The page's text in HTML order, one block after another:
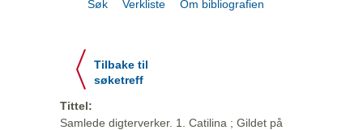
Søk Verkliste Om bibliografien
Tilbake til
søketreff
Tittel:
Samlede digterverker. 1. Catilina ; Gildet på